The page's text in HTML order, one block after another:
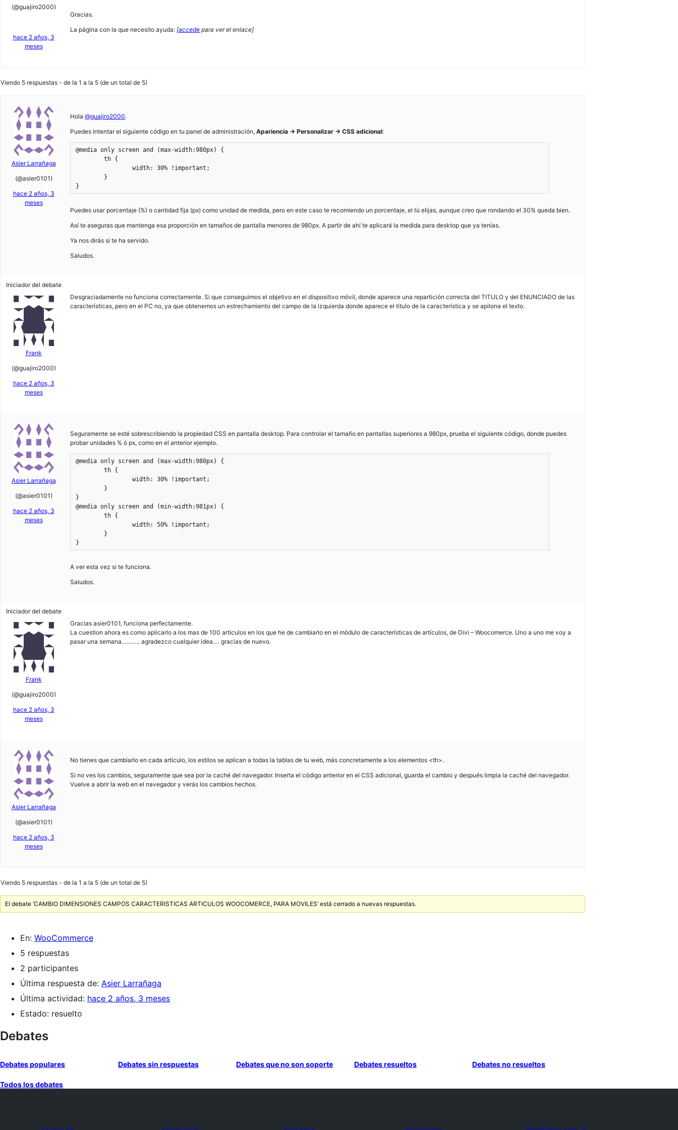
(@guajiro2000)
hace 2 años, 3
meses
Gracias.
La página con la que necesito ayuda: [accede para ver el enlace]
Viendo 5 respuestas - de la 1 a la 5 (de un total de 5)
Asier Larrañaga
(@asier0101)
hace 2 años, 3
meses
Hola @guajiro2000.
Puedes intentar el siguiente código en tu panel de administración, Apariencia -> Personalizar -> CSS adicional:
@media only screen and (max-width:980px) {
}
Puedes usar porcentaje (%) o cantidad fija (px) como unidad de medida, pero en este caso te recomiendo un porcentaje, el tú elijas, aunque creo que rondando el 30% queda bien.
Así te aseguras que mantenga esa proporción en tamaños de pantalla menores de 980px. A partir de ahí te aplicará la medida para desktop que ya tenías.
Ya nos dirás si te ha servido.
Saludos.
Iniciador del debate
Frank
(@guajiro2000)
hace 2 años, 3
meses
Desgraciadamente no funciona correctamente. Si que conseguimos el objetivo en el dispositivo móvil, donde aparece una repartición correcta del TITULO y del ENUNCIADO de las
características, pero en el PC no, ya que obtenemos un estrechamiento del campo de la izquierda donde aparece el titulo de la característica y se apilona el texto.
Asier Larrañaga
(@asier0101)
hace 2 años, 3
meses
Seguramente se esté sobrescribiendo la propiedad CSS en pantalla desktop. Para controlar el tamaño en pantallas superiores a 980px, prueba el siguiente código, donde puedes
probar unidades % ó px, como en el anterior ejemplo.
@media only screen and (max-width:980px) {
}
@media only screen and (min-width:981px) {
}
A ver esta vez si te funciona.
Saludos.
Iniciador del debate
Frank
(@guajiro2000)
hace 2 años, 3
meses
Gracias asier0101, funciona perfectamente.
La cuestion ahora es como aplicarlo a los mas de 100 articulos en los que he de cambiarlo en el módulo de características de artículos, de Divi – Woocomerce. Uno a uno me voy a
pasar una semana……….. agradezco cualquier idea…. gracias de nuevo.
Asier Larrañaga
(@asier0101)
hace 2 años, 3
meses
No tienes que cambiarlo en cada artículo, los estilos se aplican a todas la tablas de tu web, más concretamente a los elementos <th>.
Si no ves los cambios, seguramente que sea por la caché del navegador. Inserta el código anterior en el CSS adicional, guarda el cambio y después limpia la caché del navegador.
Vuelve a abrir la web en el navegador y verás los cambios hechos.
Viendo 5 respuestas - de la 1 a la 5 (de un total de 5)
El debate ‘CAMBIO DIMENSIONES CAMPOS CARACTERISTICAS ARTICULOS WOOCOMERCE, PARA MOVILES’ está cerrado a nuevas respuestas.
En: WooCommerce
5 respuestas
2 participantes
Última respuesta de: Asier Larrañaga
Última actividad: hace 2 años, 3 meses
Estado: resuelto
Debates
Debates populares Debates sin respuestas Debates que no son soporte Debates resueltos Debates no resueltos
Todos los debates